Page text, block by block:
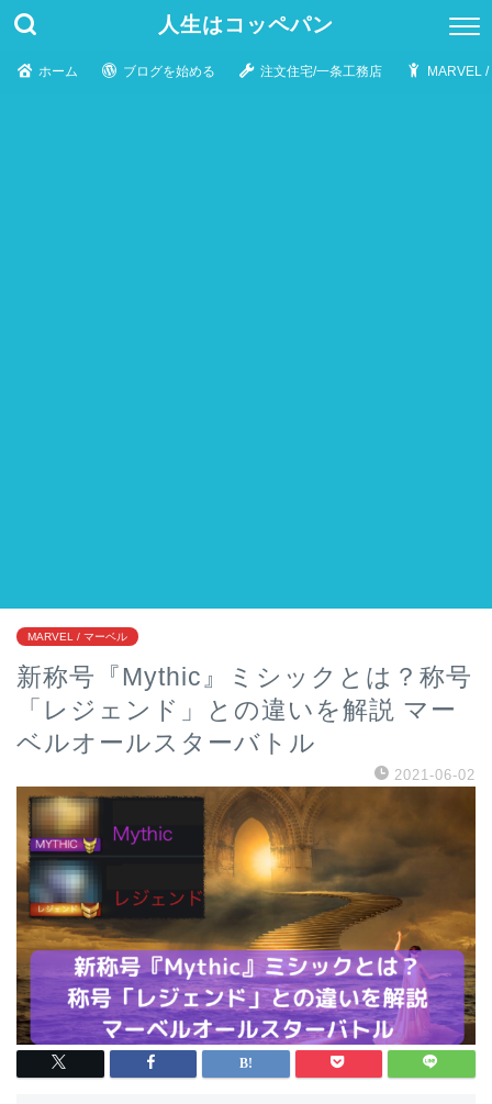
人生はコッペパン
ホーム ブログを始める 注文住宅/一条工務店 MARVEL
MARVEL / マーベル
新称号『Mythic』ミシックとは？称号
「レジェンド」との違いを解説 マー
ベルオールスターバトル
2021-06-02